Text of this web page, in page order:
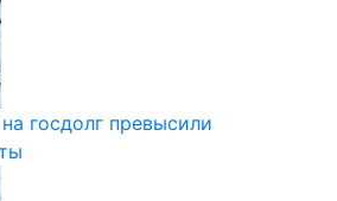
госдолг превысили